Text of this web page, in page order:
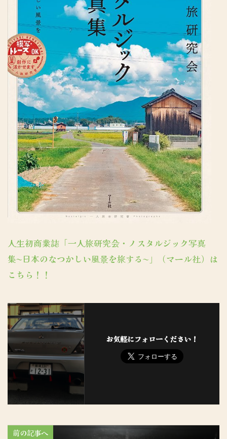
人生初商業誌「一人旅研究会・ノスタルジック写真
集〜日本のなつかしい風景を旅する〜」（マール社）は
こちら！！
お気軽にフォローください！
前の記事へ